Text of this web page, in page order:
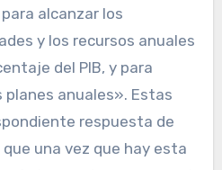
alcanzar los
y los recursos anuales
del PIB, y para
anuales». Estas
respuesta de
una vez que hay esta